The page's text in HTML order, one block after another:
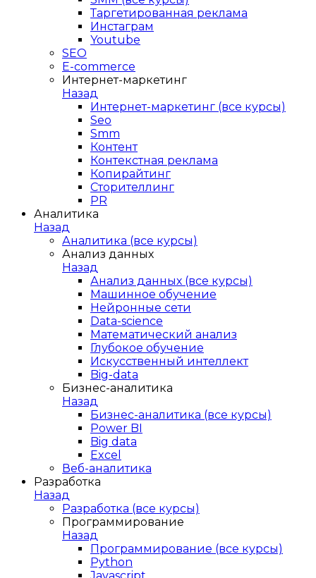
Таргетированная реклама
Инстаграм
Youtube
SEO
E-сommerce
Интернет-маркетинг
Назад
Интернет-маркетинг (все курсы)
Seo
Smm
Контент
Контекстная реклама
Копирайтинг
Сторителлинг
PR
Аналитика
Назад
Аналитика (все курсы)
Анализ данных
Назад
Анализ данных (все курсы)
Машинное обучение
Нейронные сети
Data-science
Математический анализ
Глубокое обучение
Искусственный интеллект
Big-data
Бизнес-аналитика
Назад
Бизнес-аналитика (все курсы)
Power BI
Big data
Excel
Веб-аналитика
Разработка
Назад
Разработка (все курсы)
Программирование
Назад
Программирование (все курсы)
Python